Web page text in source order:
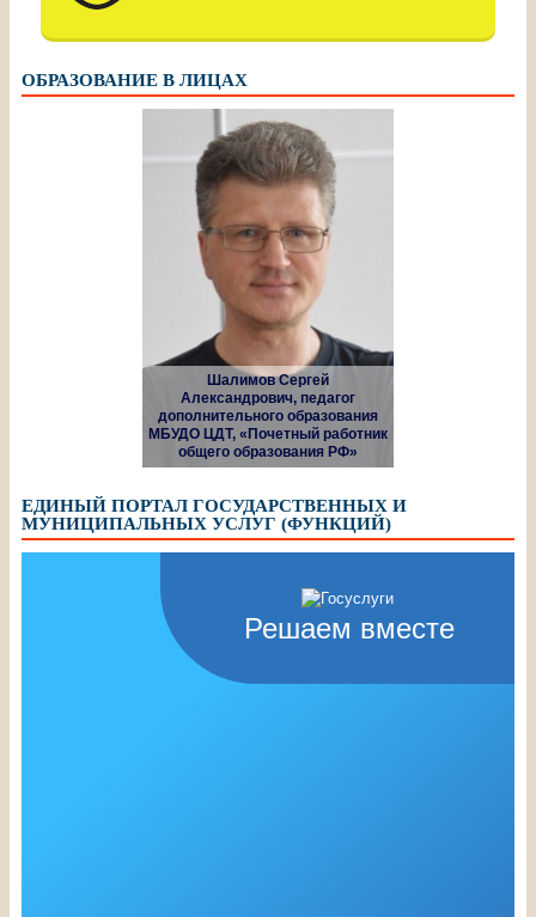
ОБРАЗОВАНИЕ В ЛИЦАХ
Шалимов Сергей
Александрович, педагог
дополнительного образования
МБУДО ЦДТ, «Почетный работник
общего образования РФ»
ЕДИНЫЙ ПОРТАЛ ГОСУДАРСТВЕННЫХ И
МУНИЦИПАЛЬНЫХ УСЛУГ (ФУНКЦИЙ)
Решаем вместе